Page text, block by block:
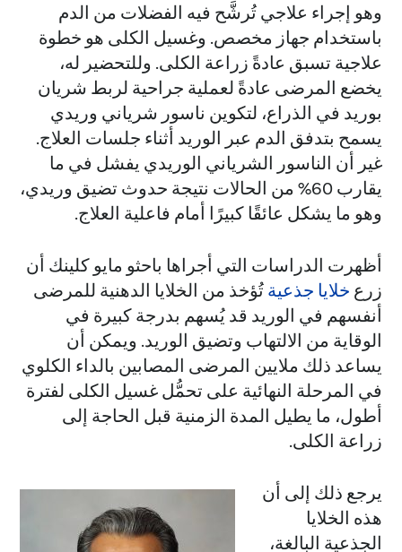
وهو إجراء علاجي تُرشَّح فيه الفضلات من الدم
باستخدام جهاز مخصص. وغسيل الكلى هو خطوة
علاجية تسبق عادةً زراعة الكلى. وللتحضير له،
يخضع المرضى عادةً لعملية جراحية لربط شريان
بوريد في الذراع، لتكوين ناسور شرياني وريدي
يسمح بتدفق الدم عبر الوريد أثناء جلسات العلاج.
غير أن الناسور الشرياني الوريدي يفشل في ما
يقارب 60% من الحالات نتيجة حدوث تضيق وريدي،
وهو ما يشكل عائقًا كبيرًا أمام فاعلية العلاج.
أظهرت الدراسات التي أجراها باحثو مايو كلينك أن
زرع خلايا جذعية تُؤخذ من الخلايا الدهنية للمرضى
أنفسهم في الوريد قد يُسهم بدرجة كبيرة في
الوقاية من الالتهاب وتضيق الوريد. ويمكن أن
يساعد ذلك ملايين المرضى المصابين بالداء الكلوي
في المرحلة النهائية على تحمُّل غسيل الكلى لفترة
أطول، ما يطيل المدة الزمنية قبل الحاجة إلى
زراعة الكلى.
يرجع ذلك إلى أن
هذه الخلايا
الجذعية البالغة،